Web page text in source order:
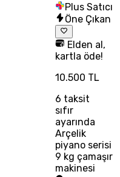
Plus Satıcı
Öne Çıkan
Elden al,
kartla öde!
10.500 TL
6 taksit
sıfır
ayarında
Arçelik
piyano serisi
9 kg çamaşır
makinesi